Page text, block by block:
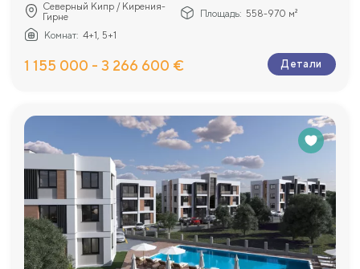
Северный Кипр / Кирения-
Гирне
Площадь: 558-970 м²
Комнат: 4+1, 5+1
1 155 000 - 3 266 600 € Детали